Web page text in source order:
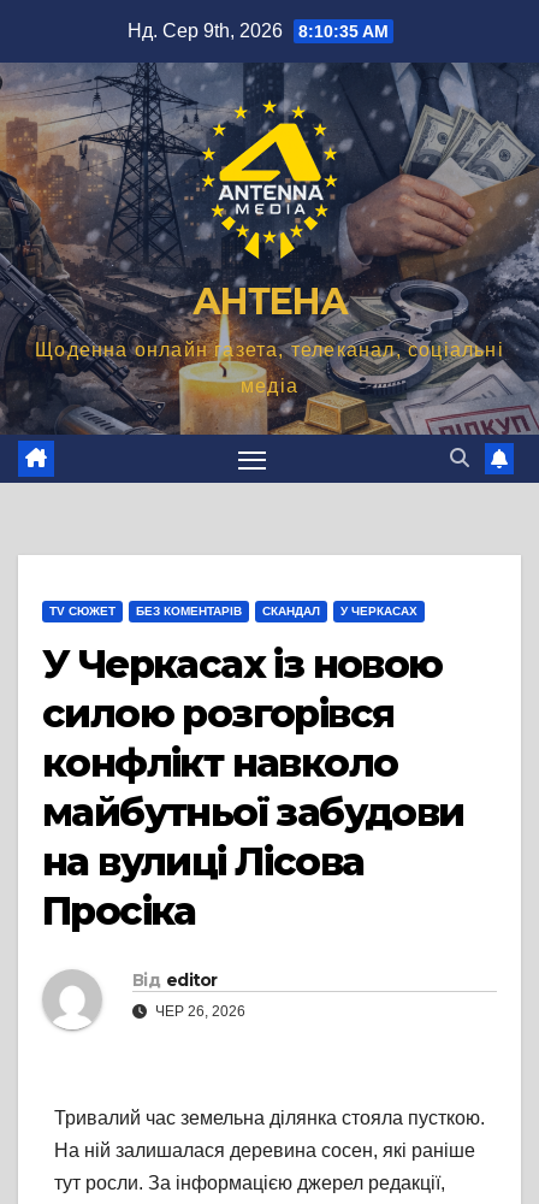
вмісту
Нд. Сер 9th, 2026 8:10:37 AM
АНТЕНА
Щоденна онлайн газета, телеканал, соціальні
медіа
TV СЮЖЕТ БЕЗ КОМЕНТАРІВ СКАНДАЛ У ЧЕРКАСАХ
У Черкасах із новою
силою розгорівся
конфлікт навколо
майбутньої забудови
на вулиці Лісова
Просіка
Від editor
ЧЕР 26, 2026
Тривалий час земельна ділянка стояла пусткою.
На ній залишалася деревина сосен, які раніше
тут росли. За інформацією джерел редакції,